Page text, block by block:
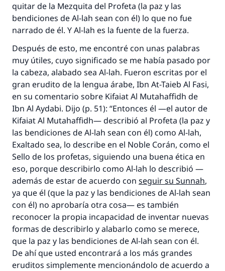
quitar de la Mezquita del Profeta (la paz y las
bendiciones de Al-lah sean con él) lo que no fue
narrado de él. Y Al-lah es la fuente de la fuerza.
Después de esto, me encontré con unas palabras
muy útiles, cuyo significado se me había pasado por
la cabeza, alabado sea Al-lah. Fueron escritas por el
gran erudito de la lengua árabe, Ibn At-Taieb Al Fasi,
en su comentario sobre Kifaiat Al Mutahaffidh de
Ibn Al Aydabi. Dijo (p. 51): “Entonces él —el autor de
Kifaiat Al Mutahaffidh— describió al Profeta (la paz y
las bendiciones de Al-lah sean con él) como Al-lah,
Exaltado sea, lo describe en el Noble Corán, como el
Sello de los profetas, siguiendo una buena ética en
eso, porque describirlo como Al-lah lo describió —
además de estar de acuerdo con seguir su Sunnah,
ya que él (que la paz y las bendiciones de Al-lah sean
con él) no aprobaría otra cosa— es también
reconocer la propia incapacidad de inventar nuevas
formas de describirlo y alabarlo como se merece,
que la paz y las bendiciones de Al-lah sean con él.
De ahí que usted encontrará a los más grandes
eruditos simplemente mencionándolo de acuerdo a